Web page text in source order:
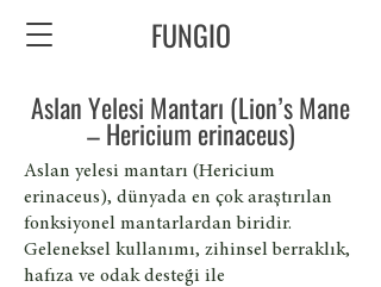
FUNGIO
Aslan Yelesi Mantarı (Lion’s Mane
– Hericium erinaceus)
Aslan yelesi mantarı (Hericium
erinaceus), dünyada en çok araştırılan
fonksiyonel mantarlardan biridir.
Geleneksel kullanımı, zihinsel berraklık,
hafıza ve odak desteği ile